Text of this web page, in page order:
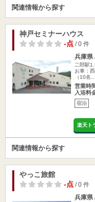
関連情報から探す
神戸セミナーハウス
-点 / 0 件
兵庫県
二郎駅
お車：
（10名…
営業時
入浴料
宿泊
楽天ト
関連情報から探す
やっこ旅館
-点 / 0 件
兵庫県